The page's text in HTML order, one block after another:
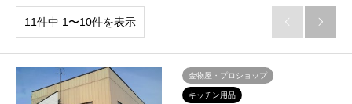
11件中 1〜10件を表示  
金物屋・プロショップ
キッチン用品